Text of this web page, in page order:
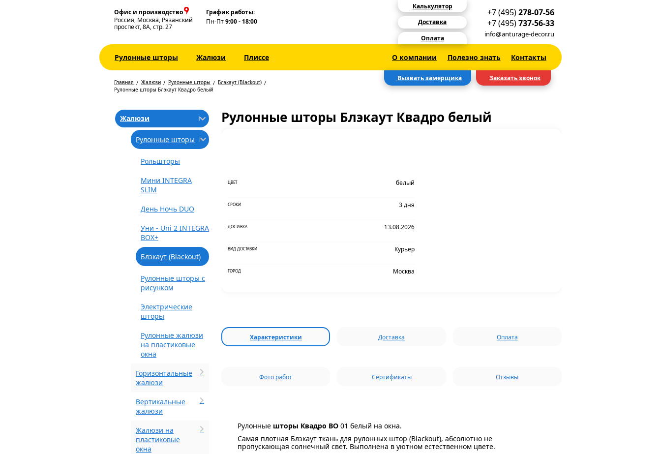
Офис и производство
Россия, Москва, Рязанский
проспект, 8А, стр. 27
График работы:
Пн-Пт9:00 - 18:00
Калькулятор
Доставка
Оплата
+7 (495)278-07-56
+7 (495)737-56-33
info@anturage-decor.ru
Рулонные шторы Жалюзи Плиссе О компании Полезно знать Контакты
Вызвать замерщика Заказать звонок
Главная Жалюзи Рулонные шторы
Блэкаут (Blackout)
Рулонные шторы Блэкаут Квадро белый
Жалюзи
Рулонные шторы
Рольшторы
Мини INTEGRA
SLIM
День Ночь DUO
Уни - Uni 2 INTEGRA
BOX+
Блэкаут (Blackout)
Рулонные шторы с
рисунком
Электрические
шторы
Рулонные жалюзи
на пластиковые
окна
Горизонтальные
жалюзи
Вертикальные
жалюзи
Жалюзи на
пластиковые
окна
Рулонные шторы Блэкаут Квадро белый
ЦВЕТ белый
СРОКИ 3 дня
ДОСТАВКА 13.08.2026
ВИД ДОСТАВКИ Курьер
ГОРОД Москва
Характеристики Доставка Оплата
Фото работ Сертификаты Отзывы
Рулонные шторы Квадро BO 01 белый на окна.
Самая плотная Блэкаут ткань для рулонных штор (Blackout), абсолютно не
пропускающая солнечный свет. Выполнена в уютном естественном цвете.